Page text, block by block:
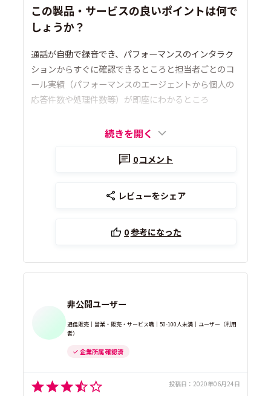
この製品・サービスの良いポイントは何で
しょうか？
通話が自動で録音でき、パフォーマンスのインタラク
ションからすぐに確認できるところと担当者ごとのコ
ール実績（パフォーマンスのエージェントから個人の
応答件数や処理件数等）が即座にわかるところ
続きを開く
0コメント
レビューをシェア
0参考になった
非公開ユーザー
通信販売｜営業・販売・サービス職｜50-100人未満｜ユーザー（利用
者）
企業所属 確認済
投稿日： 2020年06月24日